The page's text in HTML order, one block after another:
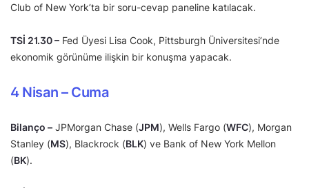
Club of New York’ta bir soru-cevap paneline katılacak.
TSİ 21.30 – Fed Üyesi Lisa Cook, Pittsburgh Üniversitesi’nde
ekonomik görünüme ilişkin bir konuşma yapacak.
4 Nisan – Cuma
Bilanço – JPMorgan Chase (JPM), Wells Fargo (WFC), Morgan
Stanley (MS), Blackrock (BLK) ve Bank of New York Mellon
(BK).